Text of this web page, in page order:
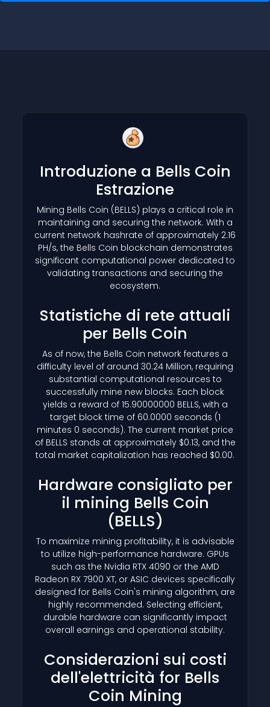
Introduzione a Bells Coin
Estrazione
Mining Bells Coin (BELLS) plays a critical role in
maintaining and securing the network. With a
current network hashrate of approximately 2.16
PH/s, the Bells Coin blockchain demonstrates
significant computational power dedicated to
validating transactions and securing the
ecosystem.
Statistiche di rete attuali
per Bells Coin
As of now, the Bells Coin network features a
difficulty level of around 30.24 Million, requiring
substantial computational resources to
successfully mine new blocks. Each block
yields a reward of 15.90000000 BELLS, with a
target block time of 60.0000 seconds (1
minutes 0 seconds). The current market price
of BELLS stands at approximately $0.13, and the
total market capitalization has reached $0.00.
Hardware consigliato per
il mining Bells Coin
(BELLS)
To maximize mining profitability, it is advisable
to utilize high-performance hardware. GPUs
such as the Nvidia RTX 4090 or the AMD
Radeon RX 7900 XT, or ASIC devices specifically
designed for Bells Coin's mining algorithm, are
highly recommended. Selecting efficient,
durable hardware can significantly impact
overall earnings and operational stability.
Considerazioni sui costi
dell'elettricità for Bells
Coin Mining